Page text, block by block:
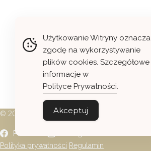
© 2026 Daria Guć - Projektowanie graficzne
Facebook
Polityka prywatności Regulamin
Użytkowanie Witryny oznacza
zgodę na wykorzystywanie
plików cookies. Szczegółowe
informacje w
Polityce Prywatności.
Akceptuj